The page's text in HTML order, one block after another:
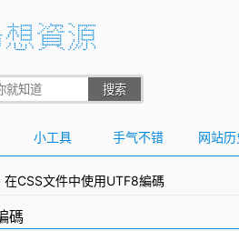
小工具 手气不错 网站历
在CSS文件中使用UTF8編碼
碼